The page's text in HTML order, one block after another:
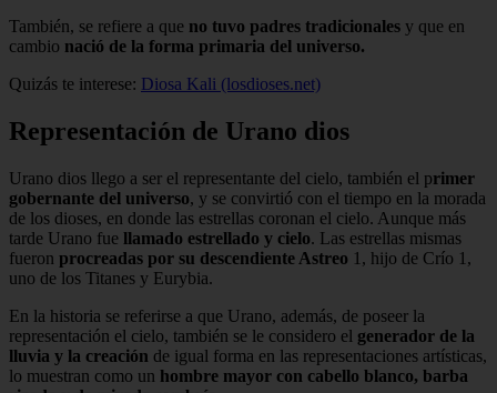
También, se refiere a que no tuvo padres tradicionales y que en
cambio nació de la forma primaria del universo.
Quizás te interese: Diosa Kali (losdioses.net)
Representación de Urano dios
Urano dios llego a ser el representante del cielo, también el primer
gobernante del universo, y se convirtió con el tiempo en la morada
de los dioses, en donde las estrellas coronan el cielo. Aunque más
tarde Urano fue llamado estrellado y cielo. Las estrellas mismas
fueron procreadas por su descendiente Astreo 1, hijo de Crío 1,
uno de los Titanes y Eurybia.
En la historia se referirse a que Urano, además, de poseer la
representación el cielo, también se le considero el generador de la
lluvia y la creación de igual forma en las representaciones artísticas,
lo muestran como un hombre mayor con cabello blanco, barba